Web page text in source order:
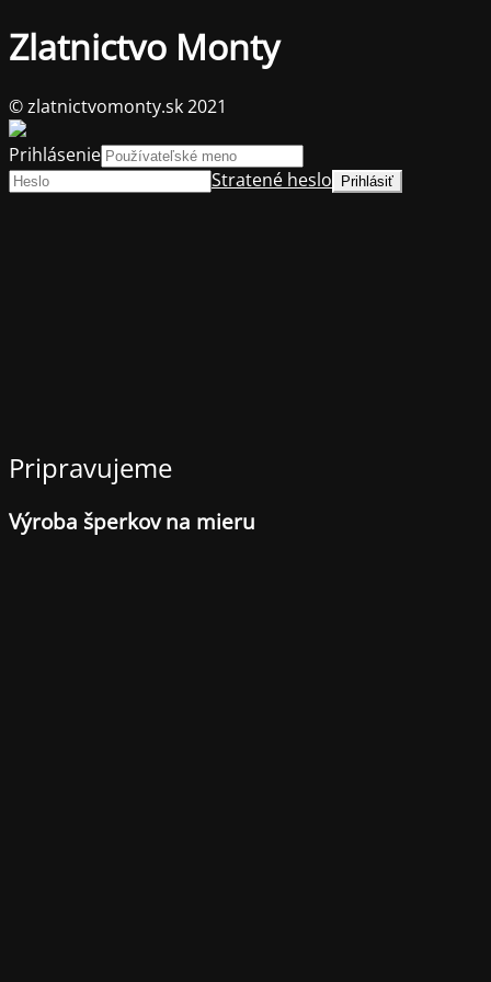
Zlatnictvo Monty
Pripravujeme
Výroba šperkov na mieru
© zlatnictvomonty.sk 2021
Prihlásenie
Stratené heslo